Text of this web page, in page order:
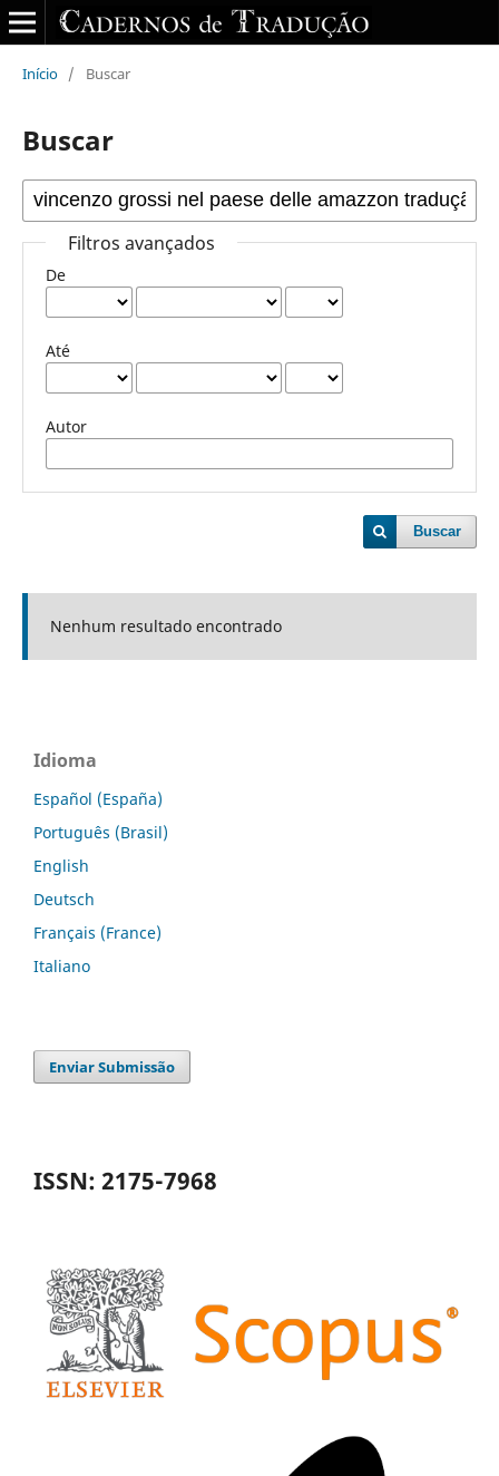
Início / Buscar
Buscar
Filtros avançados
De
Até
Autor
Buscar
Nenhum resultado encontrado
Idioma
Español (España)
Português (Brasil)
English
Deutsch
Français (France)
Italiano
Enviar Submissão
ISSN: 2175-7968